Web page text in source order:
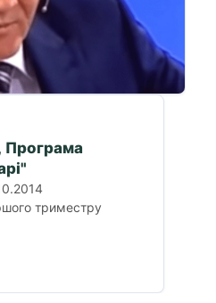
Програма
триместру